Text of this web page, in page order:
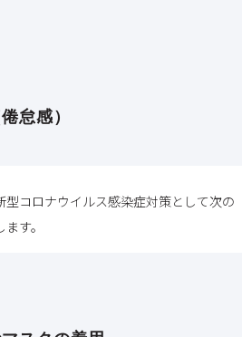
怠感）
型コロナウイルス感染症対策として次の
す。